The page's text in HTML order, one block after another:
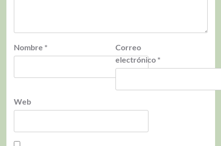
Nombre *
Correo
electrónico *
Web